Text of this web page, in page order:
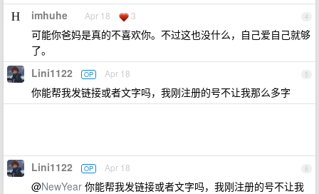
4
imhuhe Apr 18 3
可能你爸妈是真的不喜欢你。不过这也没什么，自己爱自己就够
了。
5
Lini1122 OP Apr 18
你能帮我发链接或者文字吗，我刚注册的号不让我那么多字
6
Lini1122 OP Apr 18
@NewYear 你能帮我发链接或者文字吗，我刚注册的号不让我